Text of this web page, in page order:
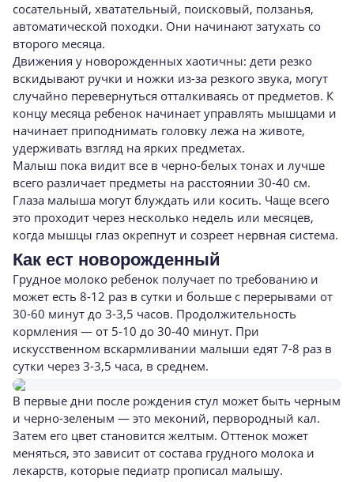
сосательный, хватательный, поисковый, ползанья,
автоматической походки. Они начинают затухать со
второго месяца.
Движения у новорожденных хаотичны: дети резко
вскидывают ручки и ножки из-за резкого звука, могут
случайно перевернуться отталкиваясь от предметов. К
концу месяца ребенок начинает управлять мышцами и
начинает приподнимать головку лежа на животе,
удерживать взгляд на ярких предметах.
Малыш пока видит все в черно-белых тонах и лучше
всего различает предметы на расстоянии 30-40 см.
Глаза малыша могут блуждать или косить. Чаще всего
это проходит через несколько недель или месяцев,
когда мышцы глаз окрепнут и созреет нервная система.
Как ест новорожденный
Грудное молоко ребенок получает по требованию и
может есть 8-12 раз в сутки и больше с перерывами от
30-60 минут до 3-3,5 часов. Продолжительность
кормления — от 5-10 до 30-40 минут. При
искусственном вскармливании малыши едят 7-8 раз в
сутки через 3-3,5 часа, в среднем.
В первые дни после рождения стул может быть черным
и черно-зеленым — это меконий, первородный кал.
Затем его цвет становится желтым. Оттенок может
меняться, это зависит от состава грудного молока и
лекарств, которые педиатр прописал малышу.